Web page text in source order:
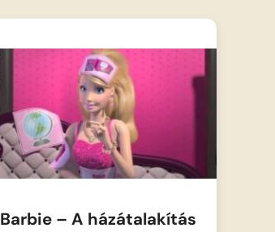
Barbie – A házátalakítás